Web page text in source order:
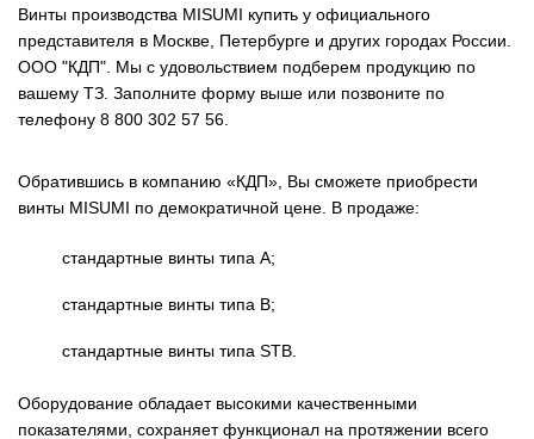
Винты производства MISUMI купить у официального
представителя в Москве, Петербурге и других городах России.
ООО "КДП". Мы с удовольствием подберем продукцию по
вашему ТЗ. Заполните форму выше или позвоните по
телефону 8 800 302 57 56.
Обратившись в компанию «КДП», Вы сможете приобрести
винты MISUMI по демократичной цене. В продаже:
стандартные винты типа А;
стандартные винты типа В;
стандартные винты типа STB.
Оборудование обладает высокими качественными
показателями, сохраняет функционал на протяжении всего